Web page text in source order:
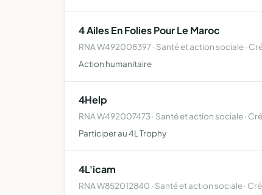
4 Ailes En Folies Pour Le Maroc
RNA W492008397 · Santé et action sociale ·
Action humanitaire
4Help
RNA W492007473 · Santé et action sociale ·
Participer au 4L Trophy
4L'icam
RNA W852012840 · Santé et action sociale ·